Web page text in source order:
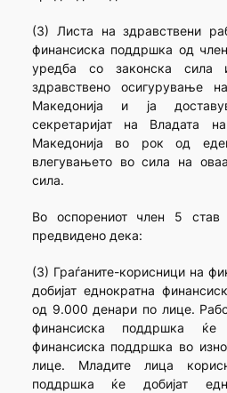
(3) Листа на здравствени
финансиска поддршка од
уредба со законска сила
здравствено осигурување
Македонија и ја
секретаријат на Владата
Македонија во рок од
влегувањето во сила на
сила.
Во оспорениот член 5
предвидено дека:
(3) Граѓаните-корисници на
добијат еднократна
од 9.000 денари по лице.
финансиска поддршка ќе
финансиска поддршка во
лице. Младите лица
поддршка ќе добијат